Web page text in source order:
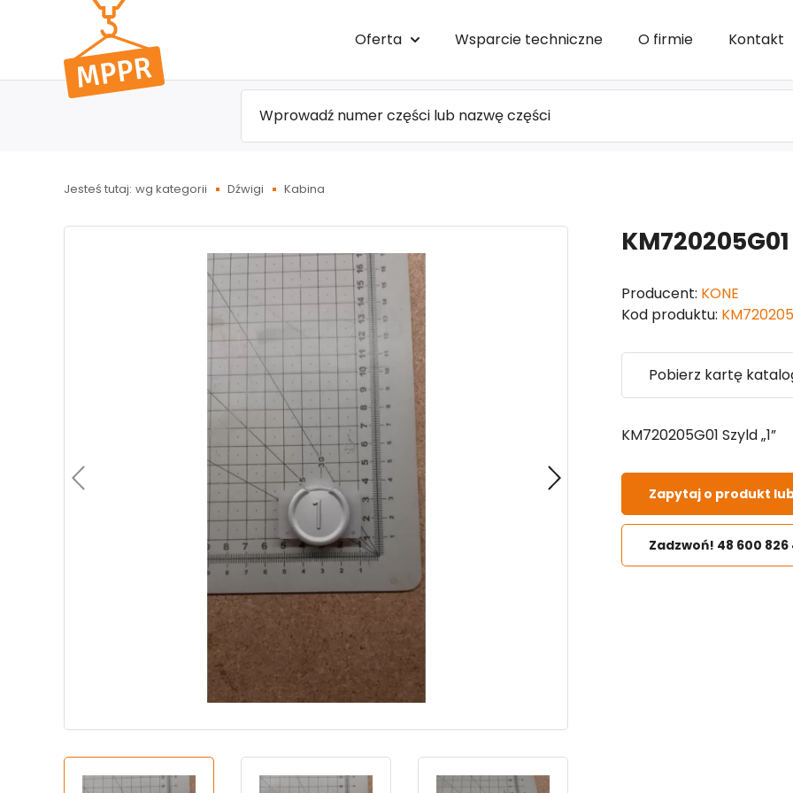
do menu
głównego
Oferta Wsparcie techniczne O firmie Kontakt
Jesteś tutaj: wg kategorii Dźwigi Kabina
Producent: KONE
Kod produktu:
Pobierz kartę
KM720205G01 Szyld „1”
Zapytaj o produkt
Zadzwoń! 48 600 826